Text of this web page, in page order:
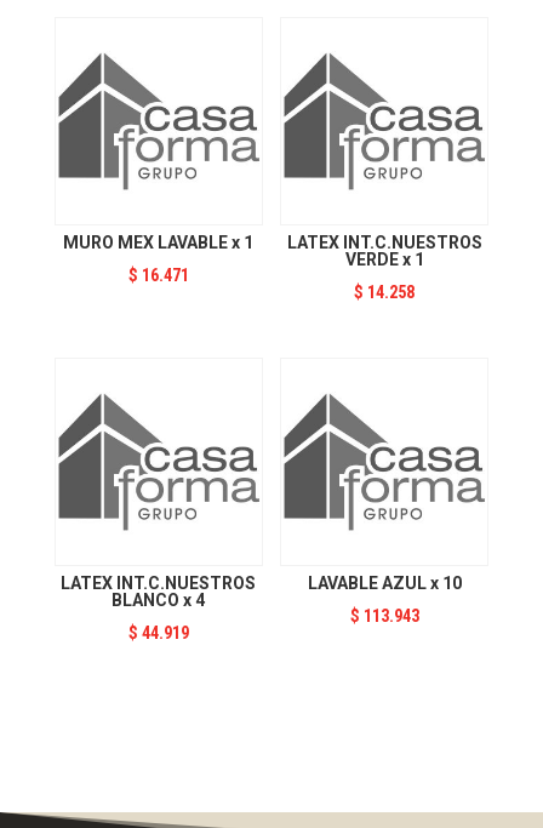
MURO MEX LAVABLE x 1
$ 16.471
LATEX INT.C.NUESTROS
VERDE x 1
$ 14.258
LATEX INT.C.NUESTROS
BLANCO x 4
$ 44.919
LAVABLE AZUL x 10
$ 113.943